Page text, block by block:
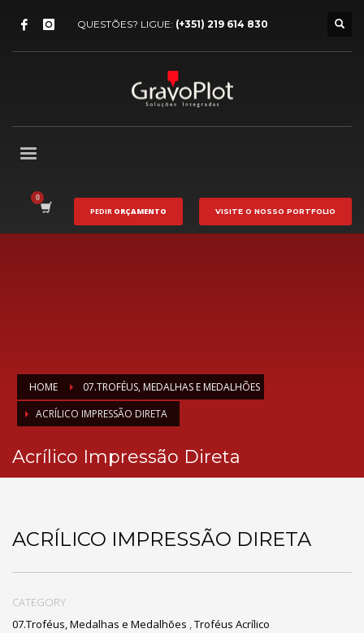
QUESTÕES? LIGUE: (+351) 219 614 830
PEDIR ORÇAMENTO VISITE O NOSSO PORTFOLIO
HOME
07.TROFÉUS, MEDALHAS E MEDALHÕES
ACRÍLICO IMPRESSÃO DIRETA
Acrílico Impressão Direta
ACRÍLICO IMPRESSÃO DIRETA
CATEGORY
07.Troféus, Medalhas e Medalhões ,Troféus Acrílico